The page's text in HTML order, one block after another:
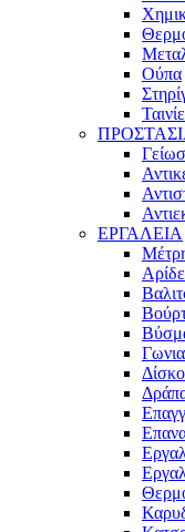
Ούπα
ΕΡΓΑΛΕΙΑ